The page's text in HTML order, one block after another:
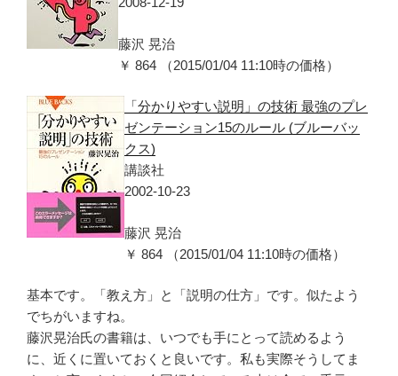
藤沢 晃治
￥ 864 （2015/01/04 11:10時の価格）
「分かりやすい説明」の技術 最強のプレ
ゼンテーション15のルール (ブルーバッ
クス)
講談社
2002-10-23
藤沢 晃治
￥ 864 （2015/01/04 11:10時の価格）
基本です。「教え方」と「説明の仕方」です。似たよう
でちがいますね。
藤沢晃治氏の書籍は、いつでも手にとって読めるよう
に、近くに置いておくと良いです。私も実際そうしてま